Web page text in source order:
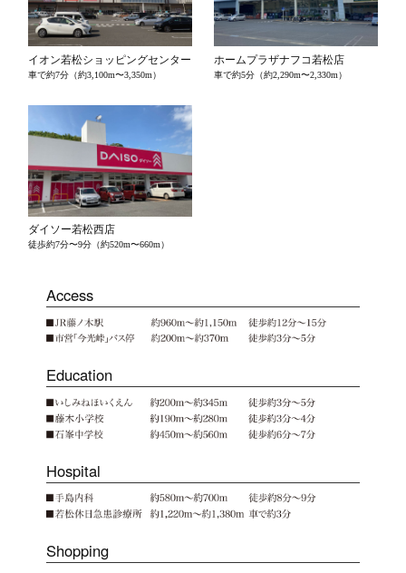
イオン若松ショッピングセンター
車で約7分（約3,100m〜3,350m）
ホームプラザナフコ若松店
車で約5分（約2,290m〜2,330m）
ダイソー若松西店
徒歩約7分〜9分（約520m〜660m）
Access
Education
Hospital
Shopping